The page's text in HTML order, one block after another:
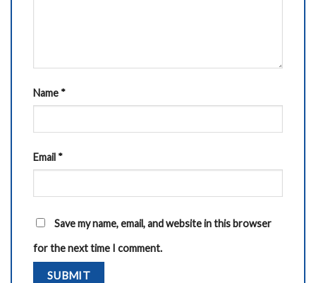
Name *
Email *
Save my name, email, and website in this browser
for the next time I comment.